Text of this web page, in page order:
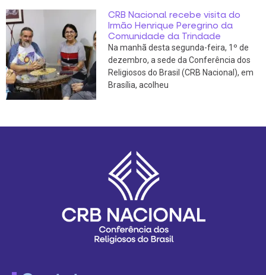
CRB Nacional recebe visita do
Irmão Henrique Peregrino da
Comunidade da Trindade
Na manhã desta segunda-feira, 1º de
dezembro, a sede da Conferência dos
Religiosos do Brasil (CRB Nacional), em
Brasília, acolheu